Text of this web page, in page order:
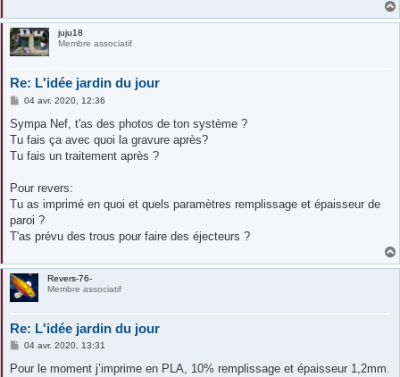
juju18
Membre associatif
Re: L'idée jardin du jour
M
s
s
a
g
04 avr. 2020, 12:36
Sympa Nef, t'as des photos de ton système ?
Tu fais ça avec quoi la gravure après?
Tu fais un traitement après ?
Pour revers:
Tu as imprimé en quoi et quels paramètres remplissage et épaisseur de
paroi ?
T'as prévu des trous pour faire des éjecteurs ?
Revers-76-
Membre associatif
Re: L'idée jardin du jour
M
s
04 avr. 2020, 13:31
Pour le moment j’imprime en PLA, 10% remplissage et épaisseur 1,2mm.